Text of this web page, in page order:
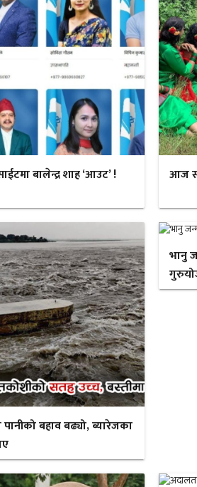
बालेन्द्र शाह ‘आउट’ ! आज
बहाव बढ्यो, ब्यारेजका
भानु